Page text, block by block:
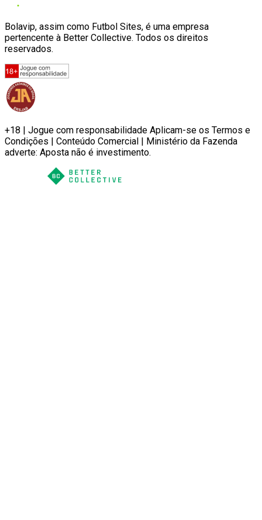
Bolavip, assim como Futbol Sites, é uma empresa
pertencente à Better Collective. Todos os direitos
reservados.
+18 | Jogue com responsabilidade Aplicam-se os Termos e
Condições | Conteúdo Comercial | Ministério da Fazenda
adverte: Aposta não é investimento.